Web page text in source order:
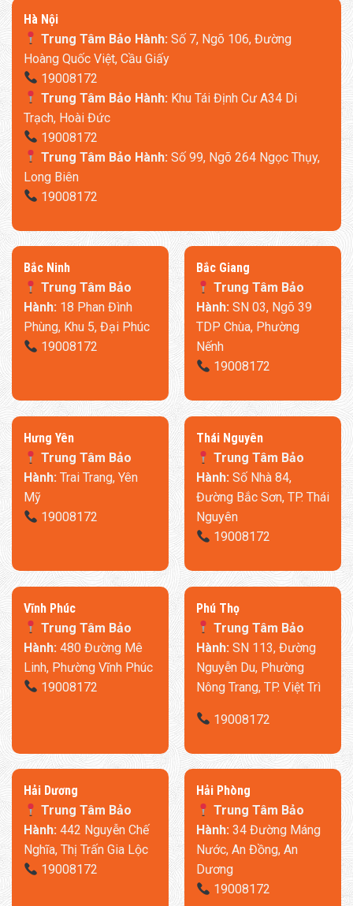
​Hà Nội
Trung Tâm Bảo Hành:Số 7, Ngõ 106, Đường
Hoàng Quốc Việt, Cầu Giấy
19008172
Trung Tâm Bảo Hành:Khu Tái Định Cư A34 Di
Trạch, Hoài Đức
19008172
Trung Tâm Bảo Hành:Số 99, Ngõ 264 Ngọc Thụy,
Long Biên
19008172
​Bắc Ninh
Trung Tâm Bảo
Hành:18 Phan Đình
Phùng, Khu 5, Đại Phúc
19008172
​Bắc Giang
Trung Tâm Bảo
Hành:SN 03, Ngõ 39
TDP Chùa, Phường
Nếnh
19008172
​Hưng Yên
Trung Tâm Bảo
Hành:Trai Trang, Yên
Mỹ
19008172
Thái Nguyên
Trung Tâm Bảo
Hành:Số Nhà 84,
Đường Bắc Sơn, TP. Thái
Nguyên
19008172
​Vĩnh Phúc
Trung Tâm Bảo
Hành: 480 Đường Mê
Linh, Phường Vĩnh Phúc
19008172
​Phú Thọ
Trung Tâm Bảo
Hành: SN 113, Đường
Nguyễn Du, Phường
Nông Trang, TP. Việt Trì
19008172
​Hải Dương
Trung Tâm Bảo
Hành:442 Nguyễn Chế
Nghĩa, Thị Trấn Gia Lộc
19008172
​Hải Phòng
Trung Tâm Bảo
Hành:34 Đường Máng
Nước, An Đồng, An
Dương
19008172